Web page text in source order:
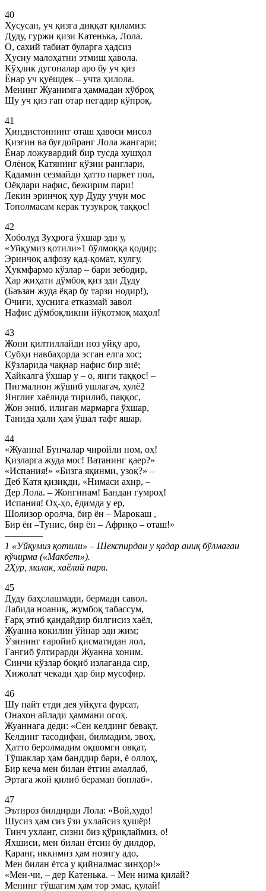
40
Хусусан, уч қизга диққат қиламиз:
Дуду, гуржи қизи Катенька, Лола.
О, сахий табиат буларга ҳадсиз
Ҳусну малоҳатни этмиш ҳавола.
Кўҳлик дугоналар аро бу уч қиз
Ёнар уч қуёшдек – учта ҳилола.
Менинг Жуанимга ҳаммадан хўброқ
Шу уч қиз гап отар негадир кўпроқ.
41
Ҳиндистоннинг оташ ҳавоси мисол
Қизғин ва буғдойранг Лола жангари;
Ёнар ложувардий бир тусда хушҳол
Олёноқ Катянинг кўзин ранглари,
Қадамин сезмайди ҳатто паркет пол,
Оёқлари нафис, бежирим пари!
Лекин эринчоқ ҳур Дуду учун мос
Тополмасам керак тузукроқ таққос!
42
Хоболуд Зуҳрога ўхшар эди у,
«Уйқумиз қотили»1 бўлмоққа қодир;
Эринчоқ алфозу қад-қомат, кулгу,
Ҳукмфармо кўзлар – бари зебодир,
Ҳар жиҳати дўмбоқ қиз эди Дуду
(Баъзан жуда ёқар бу тарзи нодир!),
Очиғи, ҳуснига етказмай завол
Нафис дўмбоқликни йўқотмоқ маҳол!
43
Жони қилтиллайди ноз уйқу аро,
Субҳи навбаҳорда эсган елга хос;
Кўзларида чақнар нафис бир зиё;
Ҳайкалга ўхшар у – о, янги таққос! –
Пигмалион жўшиб ушлагач, хулё2
Янглиғ хаёлида тирилиб, паққос,
Жон эниб, илиган мармарга ўхшар,
Танида ҳали ҳам ўшал тафт яшар.
44
«Жуанна! Бунчалар чиройли ном, оҳ!
Қизларга жуда мос! Ватанинг қаер?»
«Испания!» «Бизга яқинми, узоқ?» –
Деб Катя қизиқди, «Нимаси ахир, –
Дер Лола. – Жонгинам! Бандаи гумроҳ!
Испания! Оҳ-ҳо, ёдимда у ер,
Шолизор оролча, бир ён – Марокаш ,
Бир ён –Тунис, бир ён – Африқо – оташ!»
————
1 «Уйқумиз қотили» – Шекспирдан у қадар аниқ бўлмаган
кўчирма («Макбет»).
2Ҳур, малак, хаёлий пари.
45
Дуду баҳслашмади, бермади савол.
Лабида ноаниқ, жумбоқ табассум,
Ғарқ этиб қандайдир билгисиз хаёл,
Жуанна кокилин ўйнар эди жим;
Ўзининг ғаройиб қисматидан лол,
Гангиб ўлтирарди Жуанна хоним.
Синчи кўзлар боқиб излаганда сир,
Хижолат чекади ҳар бир мусофир.
46
Шу пайт етди дея уйқуга фурсат,
Онахон айлади ҳаммани огоҳ.
Жуаннага деди: «Сен келдинг бевақт,
Келдинг тасодифан, билмадим, эвоҳ,
Ҳатто беролмадим оқшомги овқат,
Тўшаклар ҳам банддир бари, ё оллоҳ,
Бир кеча мен билан ётгин амаллаб,
Эртага жой қилиб бераман боплаб».
47
Эътироз билдирди Лола: «Вой,худо!
Шусиз ҳам сиз ўзи ухлайсиз ҳушёр!
Тинч ухланг, сизни биз қўриқлаймиз, о!
Яхшиси, мен билан ётсин бу дилдор,
Қаранг, иккимиз ҳам нозигу адо,
Мен билан ётса у қийналмас зинҳор!»
«Мен-чи, – дер Катенька. – Мен нима қилай?
Менинг тўшагим ҳам тор эмас, қулай!